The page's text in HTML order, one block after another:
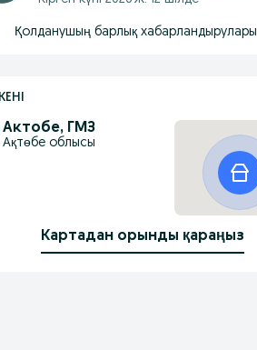
Қолданушың барлық хабарландырулары
Актобе, ГМЗ
Ақтөбе облысы
Картадан орынды қараңыз